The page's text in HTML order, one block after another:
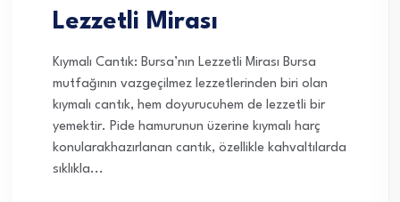
Lezzetli Mirası
Kıymalı Cantık: Bursa’nın Lezzetli Mirası Bursa
mutfağının vazgeçilmez lezzetlerinden biri olan
kıymalı cantık, hem doyurucuhem de lezzetli bir
yemektir. Pide hamurunun üzerine kıymalı harç
konularakhazırlanan cantık, özellikle kahvaltılarda
sıklıkla...